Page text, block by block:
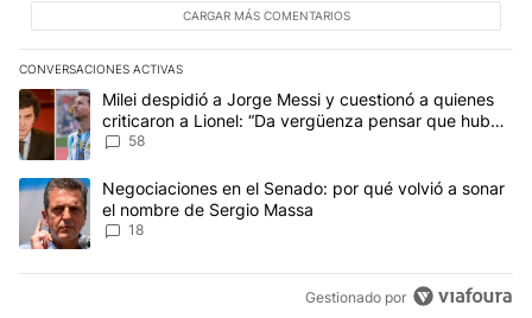
CARGAR MÁS COMENTARIOS
CONVERSACIONES ACTIVAS
Este listado muestra los artículos con más comentarios en los
Un artículo de tendencia con el título "Milei despidió a Jorge
Milei despidió a Jorge Messi y cuestionó a quienes
criticaron a Lionel: “Da vergüenza pensar que hubo
anti-Messi”
58
Un artículo de tendencia con el título "Negociaciones en el
Negociaciones en el Senado: por qué volvió a sonar
el nombre de Sergio Massa
18
Gestionado por